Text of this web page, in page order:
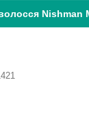
Nishman